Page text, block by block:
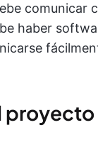
comunicar
haber
proyecto